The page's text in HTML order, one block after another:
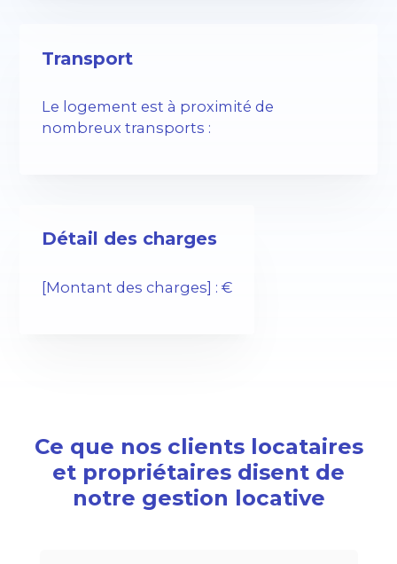
Transport
Le logement est à proximité de
nombreux transports :
Détail des charges
[Montant des charges] : €
Ce que nos clients locataires
et propriétaires disent de
notre gestion locative